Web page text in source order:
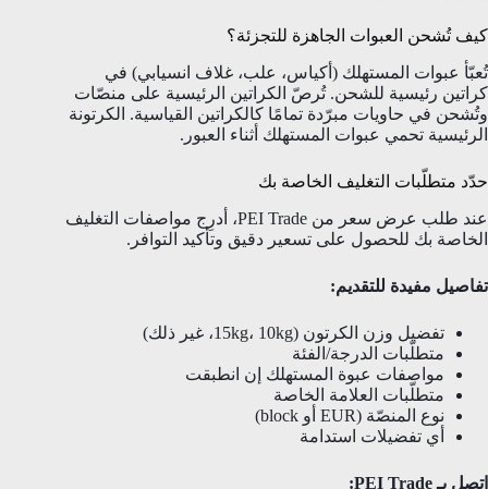
كيف تُشحن العبوات الجاهزة للتجزئة؟
تُعبّأ عبوات المستهلك (أكياس، علب، غلاف انسيابي) في
كراتين رئيسية للشحن. تُرصّ الكراتين الرئيسية على منصّات
وتُشحن في حاويات مبرّدة تمامًا كالكراتين القياسية. الكرتونة
الرئيسية تحمي عبوات المستهلك أثناء العبور.
حدّد متطلّبات التغليف الخاصة بك
عند طلب عرض سعر من PEI Trade، أدرِج مواصفات التغليف
الخاصة بك للحصول على تسعير دقيق وتأكيد التوافر.
تفاصيل مفيدة للتقديم:
تفضيل وزن الكرتون (15kg، 10kg، غير ذلك)
متطلّبات الدرجة/الفئة
مواصفات عبوة المستهلك إن انطبقت
متطلّبات العلامة الخاصة
نوع المنصّة (EUR أو block)
أي تفضيلات استدامة
اتصل بـ PEI Trade: